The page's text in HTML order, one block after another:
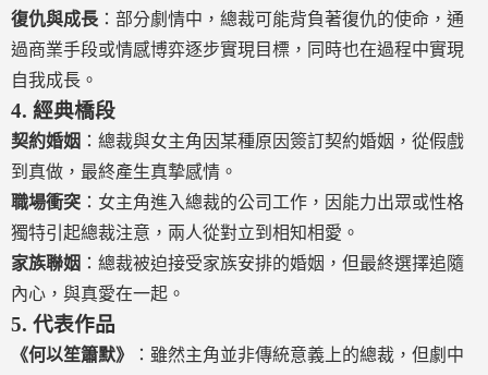
復仇與成長 ：部分劇情中，總裁可能背負著復仇的使命，通
過商業手段或情感博弈逐步實現目標，同時也在過程中實現
自我成長。
4. 經典橋段
契約婚姻 ：總裁與女主角因某種原因簽訂契約婚姻，從假戲
到真做，最終產生真摯感情。
職場衝突 ：女主角進入總裁的公司工作，因能力出眾或性格
獨特引起總裁注意，兩人從對立到相知相愛。
家族聯姻 ：總裁被迫接受家族安排的婚姻，但最終選擇追隨
內心，與真愛在一起。
5. 代表作品
《何以笙簫默》
：雖然主角並非傳統意義上的總裁，但劇中